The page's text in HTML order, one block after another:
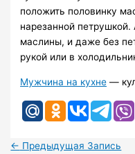
положить половинку
нарезанной
маслины, и даже без
рукой или в
Мужчина на кухне —
← Предыдущая Запись